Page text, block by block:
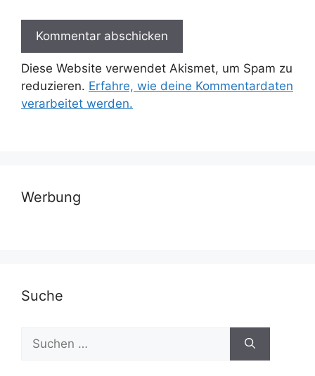
Diese Website verwendet Akismet, um Spam zu
reduzieren. Erfahre, wie deine Kommentardaten
verarbeitet werden.
Werbung
Suche
Suchen
nach: